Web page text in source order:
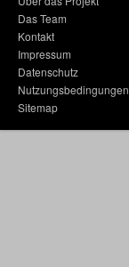
Das Team
Kontakt
Impressum
Datenschutz
Nutzungsbedingungen
Sitemap